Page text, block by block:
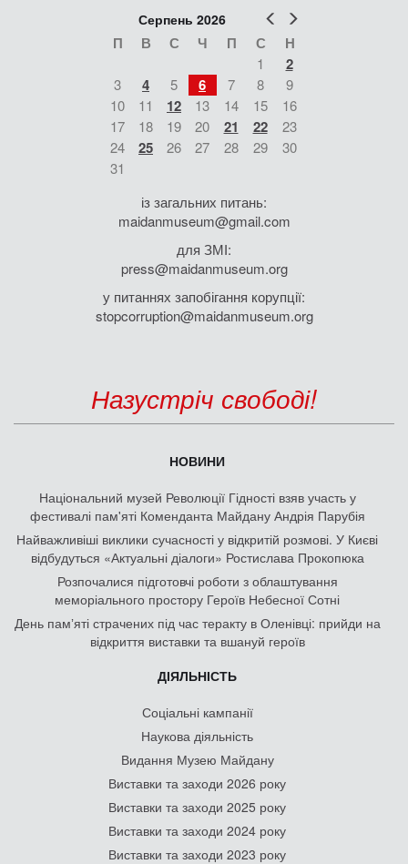
Попер
Серпень 2026
П В С Ч П С Н
1 2
3 4 5 6 7 8
9
10
11 12 13 14 15
16
17
18 19 20 21 22
23
24
25 26 27 28 29
30
31
із загальних питань:
maidanmuseum@gmail.com
для ЗМІ:
press@maidanmuseum.org
у питаннях запобігання корупції:
stopcorruption@maidanmuseum.org
Назустріч свободі!
НОВИНИ
Національний музей Революції Гідності взяв участь у
фестивалі пам'яті Коменданта Майдану Андрія Парубія
Найважливіші виклики сучасності у відкритій розмові. У Києві
відбудуться «Актуальні діалоги» Ростислава Прокопюка
Розпочалися підготовчі роботи з облаштування
меморіального простору Героїв Небесної Сотні
День памʼяті страчених під час теракту в Оленівці: прийди на
відкриття виставки та вшануй героїв
ДІЯЛЬНІСТЬ
Соціальні кампанії
Наукова діяльність
Видання Музею Майдану
Виставки та заходи 2026 року
Виставки та заходи 2025 року
Виставки та заходи 2024 року
Виставки та заходи 2023 року